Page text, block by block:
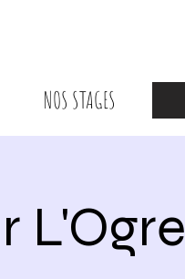
NOS STAGES
L'Ogre